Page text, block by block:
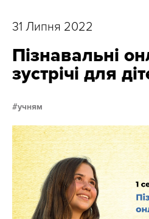
31 Липня 2022
Пізнавальні
зустрічі для
учням